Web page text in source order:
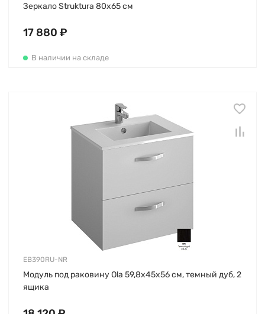
Зеркало Struktura 80х65 см
17 880 ₽
В наличии на складе
EB390RU-NR
Модуль под раковину Ola 59,8х45х56 см, темный дуб, 2
ящика